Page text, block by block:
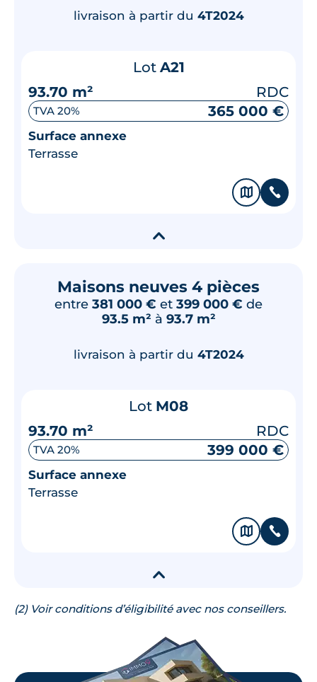
livraison à partir du 4T2024
Lot A21
93.70 m²
RDC
TVA 20% 365 000 €
Surface annexe
Terrasse
🗞 📞
▾
Maisons neuves 4 pièces
entre 381 000 € et 399 000 € de
93.5 m² à 93.7 m²
livraison à partir du 4T2024
Lot M08
93.70 m²
RDC
TVA 20% 399 000 €
Surface annexe
Terrasse
🗞 📞
▾
(2) Voir conditions d’éligibilité avec nos conseillers.